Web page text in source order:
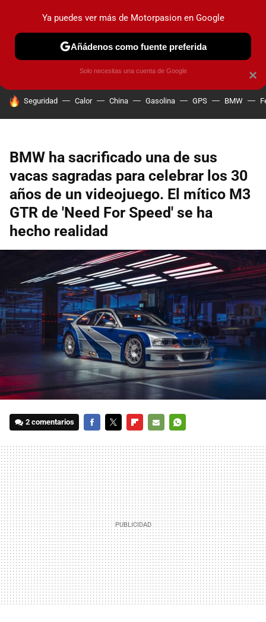
PRUEBAS COCHES ELÉCTRICOS OBSERVATORIO
HOY SE HABLA DE
Seguridad Calor China Gasolina GPS BMW
BMW ha sacrificado una de sus
vacas sagradas para celebrar los 30
años de un videojuego. El mítico M3
GTR de 'Need For Speed' se ha
hecho realidad
2 comentarios
MAIL
×
Ya puedes ver más de Motorpasion en Google
Añádenos como fuente preferida
Solo necesitas una cuenta de Google